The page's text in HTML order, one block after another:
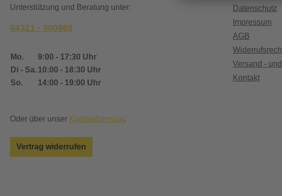
Unterstützung und Beratung unter:
04321 - 300989
Mo.
9:00 - 17:30 Uhr
Di - Sa. 10:00 - 18:30 Uhr
So.
14:00 - 19:00 Uhr
Oder über unser Kontaktformular.
Vertrag widerrufen
Datenschutz
Impressum
AGB
Versand -
Kontakt